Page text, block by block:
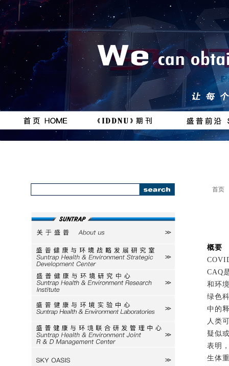
按钮
#
按钮
概要
CAQ
和环
绿色
中的
人类
疑似
表明
生体
关于盛普
研究室
研究中心
实验中心
研发中心
首页
111111